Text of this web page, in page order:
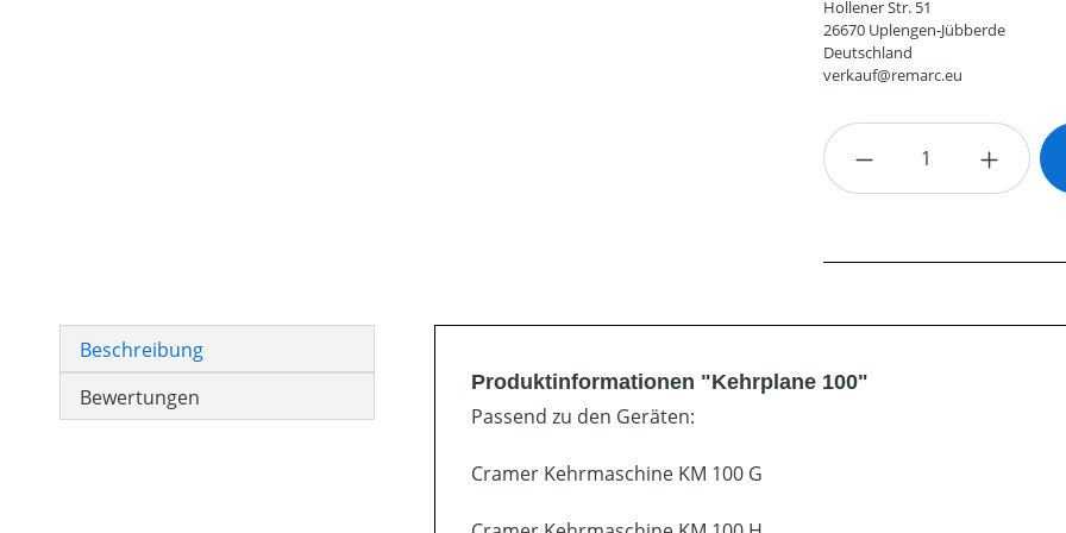
Hollener Str. 51
26670 Uplengen-Jübberde
Deutschland
verkauf@remarc.eu
Produkt Anzahl:
Beschreibung
Bewertungen
Produktinformationen "Kehrplane 100"
Passend zu den Geräten:
Cramer Kehrmaschine KM 100 G